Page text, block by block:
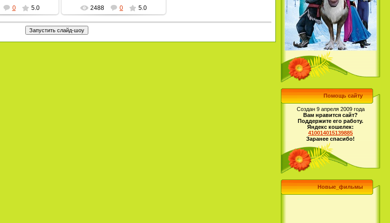
0 5.0 2488 0 5.0
Помощь сайту
Создан 9 апреля 2009 года
Вам нравится сайт?
Поддержите его работу.
Яндекс кошелек:
410014015139885
Заранее спасибо!
Новые_фильмы